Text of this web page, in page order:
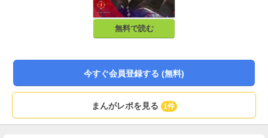
無料で読む
今すぐ会員登録する (無料)
まんがレポを見る 1件